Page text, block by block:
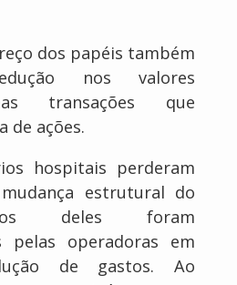
dos papéis também
nos valores
transações que
de ações.
hospitais perderam
estrutural do
deles foram
pelas operadoras em
de gastos. Ao